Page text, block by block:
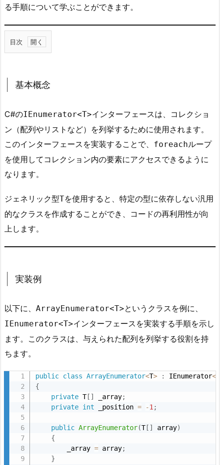
る手順について学ぶことができます。
目次
1.
本
2.
実
装
例
3.
部
分
ま
め
用
例
基本概念
C#のIEnumerator<T>インターフェースは、コレクショ
ン（配列やリストなど）を列挙するために使用されます。
このインターフェースを実装することで、 foreachループ
を使用してコレクション内の要素にアクセスできるように
なります。
ジェネリック型Tを使用すると、特定の型に依存しない汎用
的なクラスを作成することができ、コードの再利用性が向
上します。
実装例
以下に、 ArrayEnumerator<T>というクラスを例に、
IEnumerator<T>インターフェースを実装する手順を示し
ます。このクラスは、与えられた配列を列挙する役割を持
ちます。
public class ArrayEnumerator<T> : IEnumerator<
{
private T[ ] _array;
private int _position = -1 ;
public ArrayEnumerator(T[ ] array)
{
        _array
= array;
}